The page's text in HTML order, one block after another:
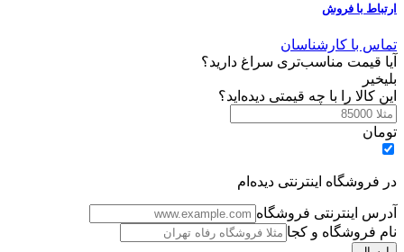
ارتباط با فروش
تماس با کارشناسان
آیا قیمت مناسب‌تری سراغ دارید؟
بلیخیر
این کالا را با چه قیمتی دیده‌اید؟
تومان
در فروشگاه اینترنتی دیده‌ام
آدرس اینترنتی فروشگاه
نام فروشگاه و کجا